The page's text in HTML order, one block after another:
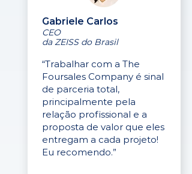
Gabriele Carlos
CEO
da ZEISS do Brasil
“Trabalhar com a The
Foursales Company é sinal
de parceria total,
principalmente pela
relação profissional e a
proposta de valor que eles
entregam a cada projeto!
Eu recomendo.”